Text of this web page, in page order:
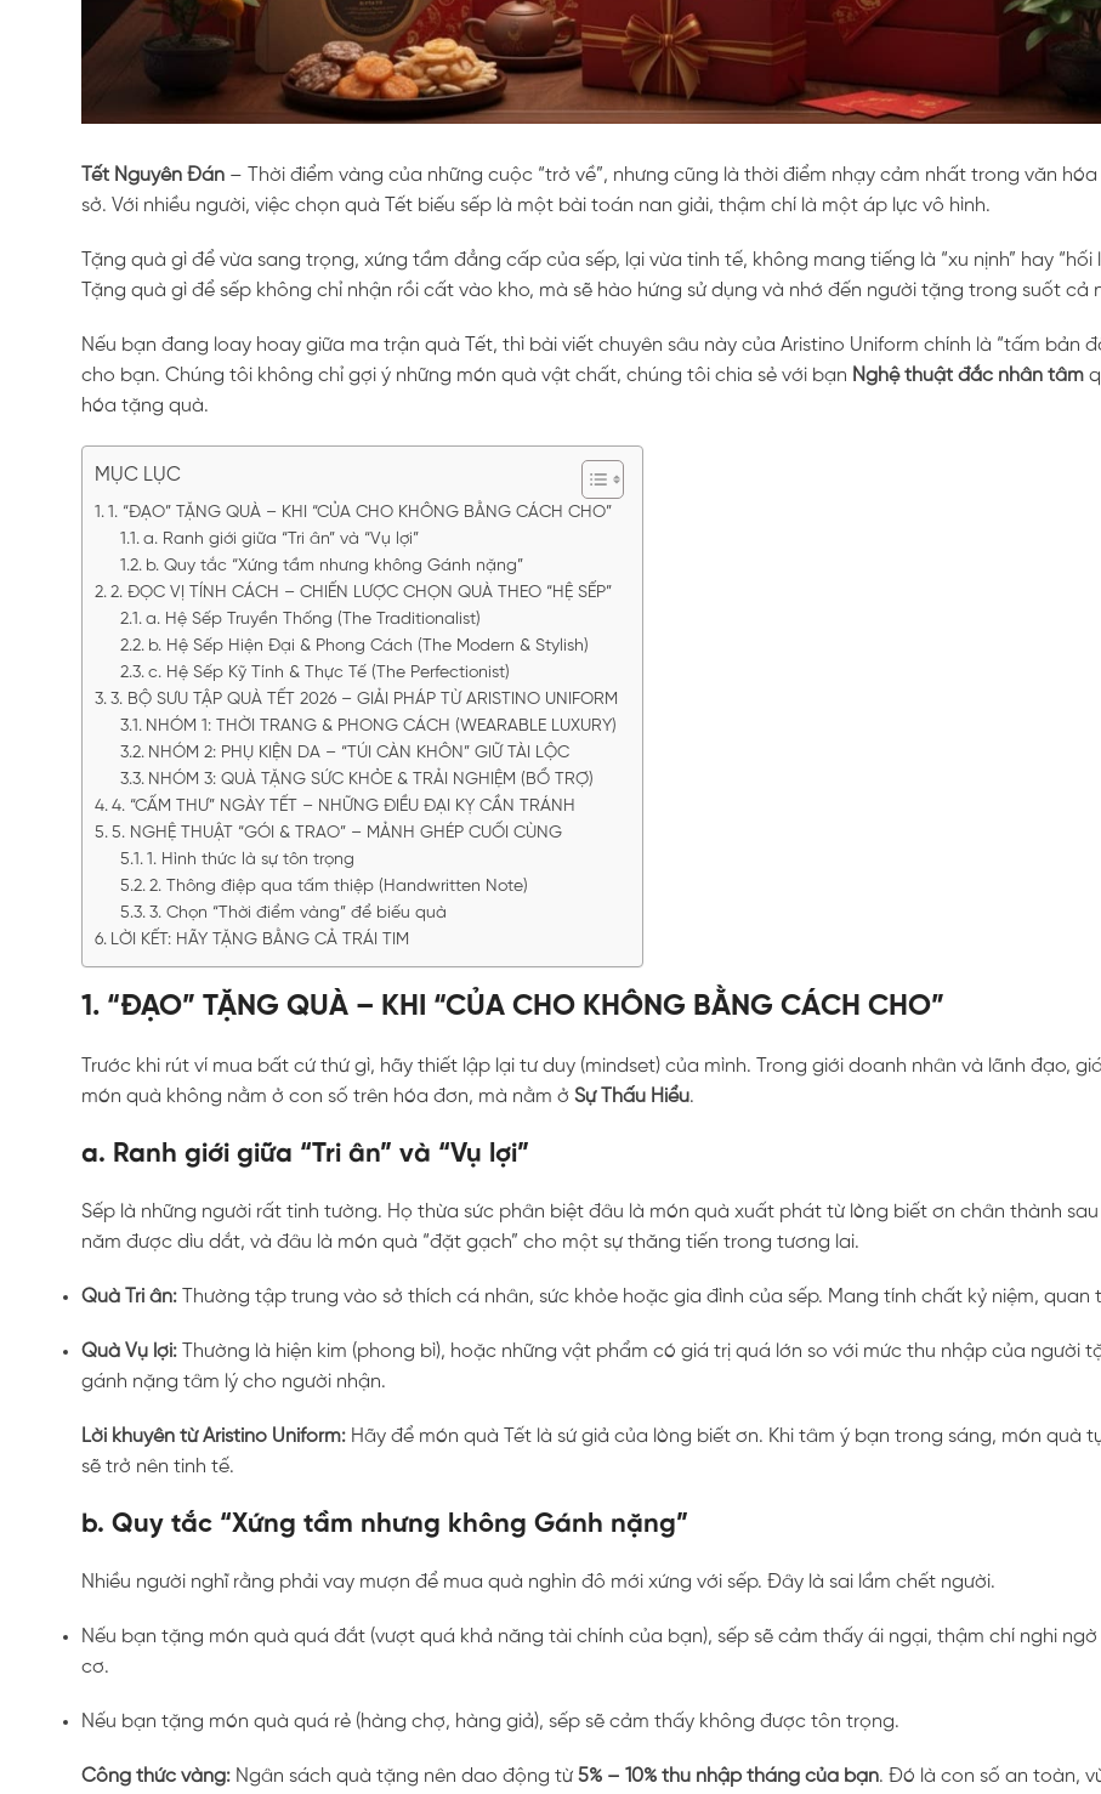
Tết Nguyên Đán – Thời điểm vàng của những cuộc “trở về”, nhưng cũng là thời điểm nhạy cảm nhất trong văn
sở. Với nhiều người, việc chọn quà Tết biếu sếp là một bài toán nan giải, thậm chí là một áp lực vô hình.
Tặng quà gì để vừa sang trọng, xứng tầm đẳng cấp của sếp, lại vừa tinh tế, không mang tiếng là “xu nịnh” hay “hối
Tặng quà gì để sếp không chỉ nhận rồi cất vào kho, mà sẽ hào hứng sử dụng và nhớ đến người tặng trong suốt cả
Nếu bạn đang loay hoay giữa ma trận quà Tết, thì bài viết chuyên sâu này của Aristino Uniform chính là “tấm bản
cho bạn. Chúng tôi không chỉ gợi ý những món quà vật chất, chúng tôi chia sẻ với bạn Nghệ thuật đắc nhân tâm
hóa tặng quà.
MỤC LỤC
1. “ĐẠO” TẶNG QUÀ – KHI “CỦA CHO KHÔNG BẰNG CÁCH CHO”
a. Ranh giới giữa “Tri ân” và “Vụ lợi”
b. Quy tắc “Xứng tầm nhưng không Gánh nặng”
2. ĐỌC VỊ TÍNH CÁCH – CHIẾN LƯỢC CHỌN QUÀ THEO “HỆ SẾP”
a. Hệ Sếp Truyền Thống (The Traditionalist)
b. Hệ Sếp Hiện Đại & Phong Cách (The Modern & Stylish)
c. Hệ Sếp Kỹ Tính & Thực Tế (The Perfectionist)
3. BỘ SƯU TẬP QUÀ TẾT 2026 – GIẢI PHÁP TỪ ARISTINO UNIFORM
NHÓM 1: THỜI TRANG & PHONG CÁCH (WEARABLE LUXURY)
NHÓM 2: PHỤ KIỆN DA – “TÚI CÀN KHÔN” GIỮ TÀI LỘC
NHÓM 3: QUÀ TẶNG SỨC KHỎE & TRẢI NGHIỆM (BỔ TRỢ)
4. “CẤM THƯ” NGÀY TẾT – NHỮNG ĐIỀU ĐẠI KỴ CẦN TRÁNH
5. NGHỆ THUẬT “GÓI & TRAO” – MẢNH GHÉP CUỐI CÙNG
1. Hình thức là sự tôn trọng
2. Thông điệp qua tấm thiệp (Handwritten Note)
3. Chọn “Thời điểm vàng” để biếu quà
LỜI KẾT: HÃY TẶNG BẰNG CẢ TRÁI TIM
1. “ĐẠO” TẶNG QUÀ – KHI “CỦA CHO KHÔNG BẰNG CÁCH CHO”
Trước khi rút ví mua bất cứ thứ gì, hãy thiết lập lại tư duy (mindset) của mình. Trong giới doanh nhân và lãnh đạo,
món quà không nằm ở con số trên hóa đơn, mà nằm ởSự Thấu Hiểu.
a. Ranh giới giữa “Tri ân” và “Vụ lợi”
Sếp là những người rất tinh tường. Họ thừa sức phân biệt đâu là món quà xuất phát từ lòng biết ơn chân thành
năm được dìu dắt, và đâu là món quà “đặt gạch” cho một sự thăng tiến trong tương lai.
Quà Tri ân: Thường tập trung vào sở thích cá nhân, sức khỏe hoặc gia đình của sếp. Mang tính chất kỷ niệm, quan
Quà Vụ lợi: Thường là hiện kim (phong bì), hoặc những vật phẩm có giá trị quá lớn so với mức thu nhập của người
gánh nặng tâm lý cho người nhận.
Lời khuyên từ Aristino Uniform: Hãy để món quà Tết là sứ giả của lòng biết ơn. Khi tâm ý bạn trong sáng, món quà
sẽ trở nên tinh tế.
b. Quy tắc “Xứng tầm nhưng không Gánh nặng”
Nhiều người nghĩ rằng phải vay mượn để mua quà nghìn đô mới xứng với sếp. Đây là sai lầm chết người.
Nếu bạn tặng món quà quá đắt (vượt quá khả năng tài chính của bạn), sếp sẽ cảm thấy ái ngại, thậm chí nghi
cơ.
Nếu bạn tặng món quà quá rẻ (hàng chợ, hàng giả), sếp sẽ cảm thấy không được tôn trọng.
Công thức vàng: Ngân sách quà tặng nên dao động từ5% – 10% thu nhập tháng của bạn. Đó là con số an toàn,